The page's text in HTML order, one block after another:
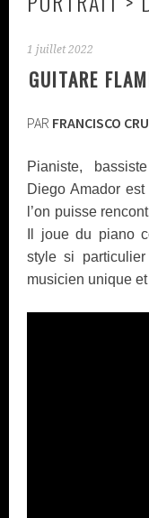
1 juillet 2022
GUITARE
PAR FRANCISCO
Pianiste,
Diego Amador
l’on puisse
Il joue du piano
style si
musicien unique